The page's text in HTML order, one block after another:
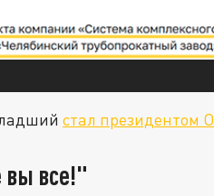
стал президентом
все!"